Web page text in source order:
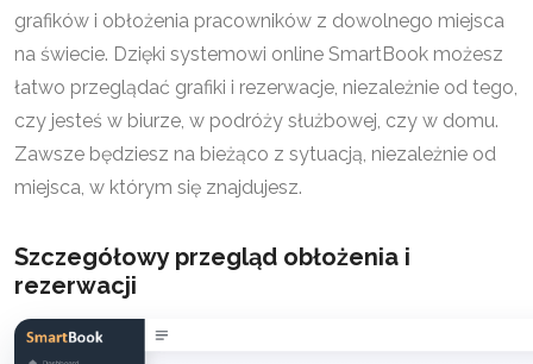
grafików i obłożenia pracowników z dowolnego miejsca
na świecie. Dzięki systemowi online SmartBook możesz
łatwo przeglądać grafiki i rezerwacje, niezależnie od tego,
czy jesteś w biurze, w podróży służbowej, czy w domu.
Zawsze będziesz na bieżąco z sytuacją, niezależnie od
miejsca, w którym się znajdujesz.
Szczegółowy przegląd obłożenia i
rezerwacji